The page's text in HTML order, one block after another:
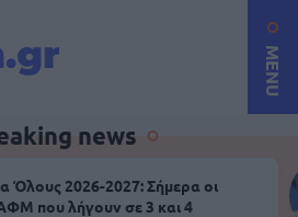
MENU
news
Όλους 2026-2027: Σήμερα οι
ΑΦΜ που λήγουν σε 3 και 4